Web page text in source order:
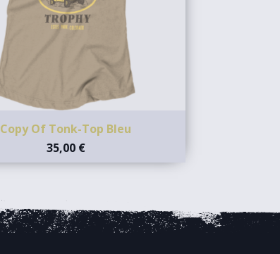
Copy Of Tonk-Top Bleu
35,00 €